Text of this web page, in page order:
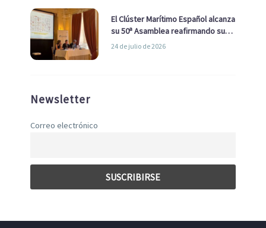
El Clúster Marítimo Español alcanza
su 50ª Asamblea reafirmando su
liderazgo en la Economía Azul
24 de julio de 2026
Newsletter
Correo electrónico